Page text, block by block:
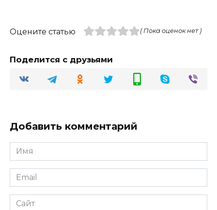
Оцените статью ( Пока оценок нет )
Поделится с друзьями
Добавить комментарий
Имя
Email
Сайт